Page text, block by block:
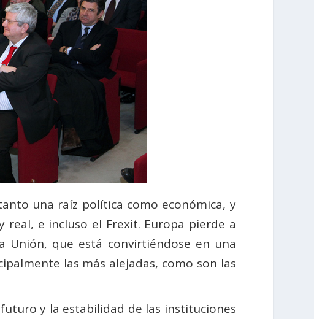
una raíz política como económica, y
e incluso el Frexit. Europa pierde a
Unión, que está convirtiéndose en una
las más alejadas, como son las
y la estabilidad de las instituciones